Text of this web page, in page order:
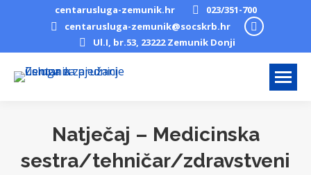
centarusluga-zemunik.hr
023/351-700
centarusluga-zemunik@socskrb.hr
Facebook
opens
Ul.I, br.53, 23222 Zemunik Donji
Natječaj – Medicinska
sestra/tehničar/zdravstveni